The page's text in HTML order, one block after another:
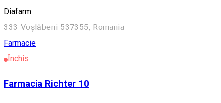
Diafarm
333 Voșlăbeni 537355, Romania
Farmacie
Închis
Farmacia Richter 10